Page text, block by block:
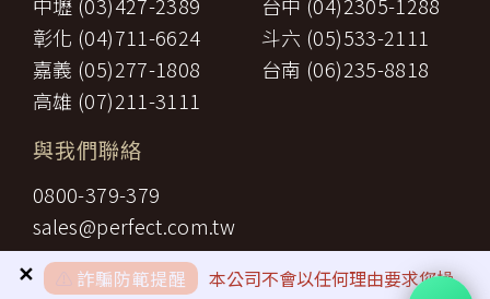
詐騙防範提醒
本公司不會以任何理由要求您操
✕
彰化 (04)711-6624
斗六 (05)533-2111
嘉義 (05)277-1808
台南 (06)235-8818
高雄 (07)211-3111
與我們聯絡
0800-379-379
sales@perfect.com.tw